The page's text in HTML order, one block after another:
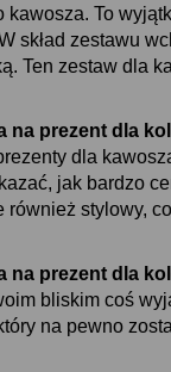
To
skład zestawu
Ten zestaw dla
na prezent dla
dla
jak bardzo
również stylowy,
na prezent dla
bliskim coś
na pewno